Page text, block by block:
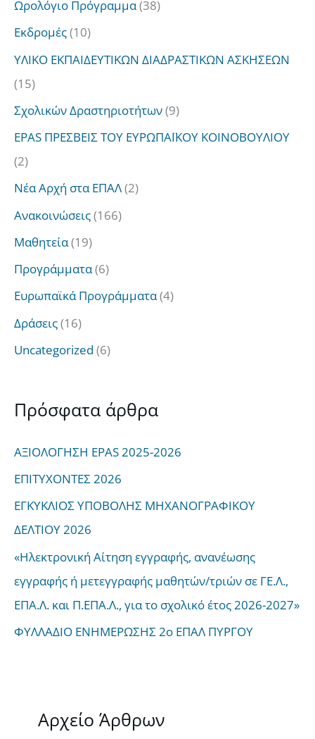
σ
η
γ
ι
α
:
Ωρολόγιο Πρόγραμμα(38)
Εκδρομές(10)
ΥΛΙΚΟ ΕΚΠΑΙΔΕΥΤΙΚΩΝ ΔΙΑΔΡΑΣΤΙΚΩΝ ΑΣΚΗΣΕΩΝ
(15)
Σχολικών Δραστηριοτήτων(9)
EPAS ΠΡΕΣΒΕΙΣ ΤΟΥ ΕΥΡΩΠΑΪΚΟΥ ΚΟΙΝΟΒΟΥΛΙΟΥ
(2)
Νέα Αρχή στα ΕΠΑΛ(2)
Ανακοινώσεις(166)
Μαθητεία(19)
Προγράμματα(6)
Ευρωπαϊκά Προγράμματα(4)
Δράσεις(16)
Uncategorized (6)
Πρόσφατα άρθρα
ΑΞΙΟΛΟΓΗΣΗ EPAS 2025-2026
ΕΠΙΤΥΧΟΝΤΕΣ 2026
ΕΓΚΥΚΛΙΟΣ ΥΠΟΒΟΛΗΣ ΜΗΧΑΝΟΓΡΑΦΙΚΟΥ
ΔΕΛΤΙΟΥ 2026
«Ηλεκτρονική Αίτηση εγγραφής, ανανέωσης
εγγραφής ή μετεγγραφής μαθητών/τριών σε ΓΕ.Λ.,
ΕΠΑ.Λ. και Π.ΕΠΑ.Λ., για το σχολικό έτος 2026-2027»
ΦΥΛΛΑΔΙΟ ΕΝΗΜΕΡΩΣΗΣ 2ο ΕΠΑΛ ΠΥΡΓΟΥ
Αρχείο Άρθρων